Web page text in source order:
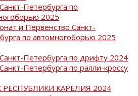
Петербурга по
2025
и Первенство Санкт-
по автомногоборью 2025
Петербурга по дрифту 2024
Петербурга по ралли-кроссу
РЕСПУБЛИКИ КАРЕЛИЯ 2024